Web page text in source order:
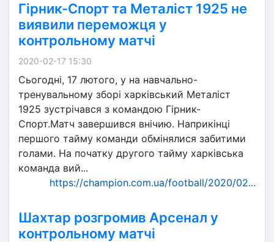
Гірник-Спорт та Металіст 1925 не
виявили переможця у
контрольному матчі
2020-02-17 15:30
Сьогодні, 17 лютого, у на навчально-
тренувальному зборі харківський Металіст
1925 зустрічався з командою Гірник-
Спорт.Матч завершився внічию. Наприкінці
першого тайму команди обмінялися забитими
голами. На початку другого тайму харківська
команда вий...
https://champion.com.ua/football/2020/02...
Шахтар розгромив Арсенал у
контрольному матчі